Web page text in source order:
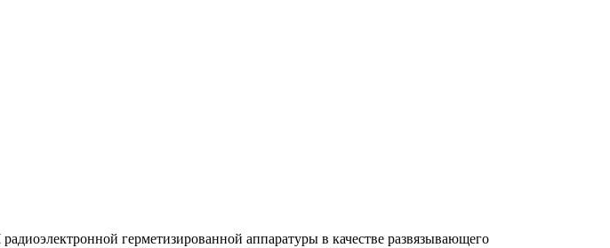
герметизированной аппаратуры в качестве развязывающего